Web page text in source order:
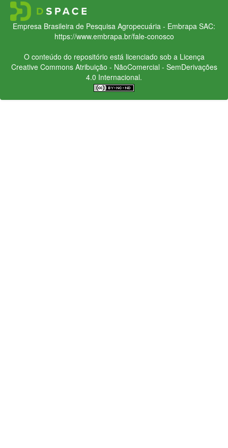
Empresa Brasileira de Pesquisa Agropecuária - Embrapa SAC:
https://www.embrapa.br/fale-conosco
O conteúdo do repositório está licenciado sob a Licença
Creative CommonsAtribuição - NãoComercial - SemDerivações
4.0 Internacional.